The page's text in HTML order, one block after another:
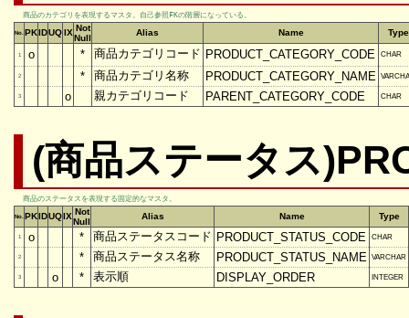
商品のカテゴリを表現するマスタ。自己参照FKの階層になっている。
No. PK IDUQ IX Not
Null
Alias Name Type
1 o * 商品カテゴリコード PRODUCT_CATEGORY_CODE CHAR
2 * 商品カテゴリ名称 PRODUCT_CATEGORY_NAME
3 o 親カテゴリコード PARENT_CATEGORY_CODE CHAR
(商品ステータス
商品のステータスを表現する固定的なマスタ。
No. PK IDUQ IX Not
Null
Alias Name Type
1 o * 商品ステータスコード PRODUCT_STATUS_CODE CHAR
2 * 商品ステータス名称 PRODUCT_STATUS_NAME VARCHAR
3 o * 表示順 DISPLAY_ORDER INTEGER